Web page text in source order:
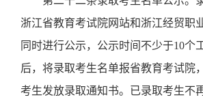
浙江省教育考试院网站和浙江经贸职
同时进行公示，公示时间不少于10个
后，将录取考生名单报省教育考试院
考生发放录取通知书。
已录取考生不